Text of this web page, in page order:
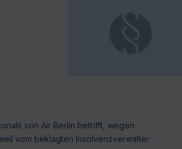
von Air Berlin betrifft, wegen
vom beklagten Insolvenzverwalter